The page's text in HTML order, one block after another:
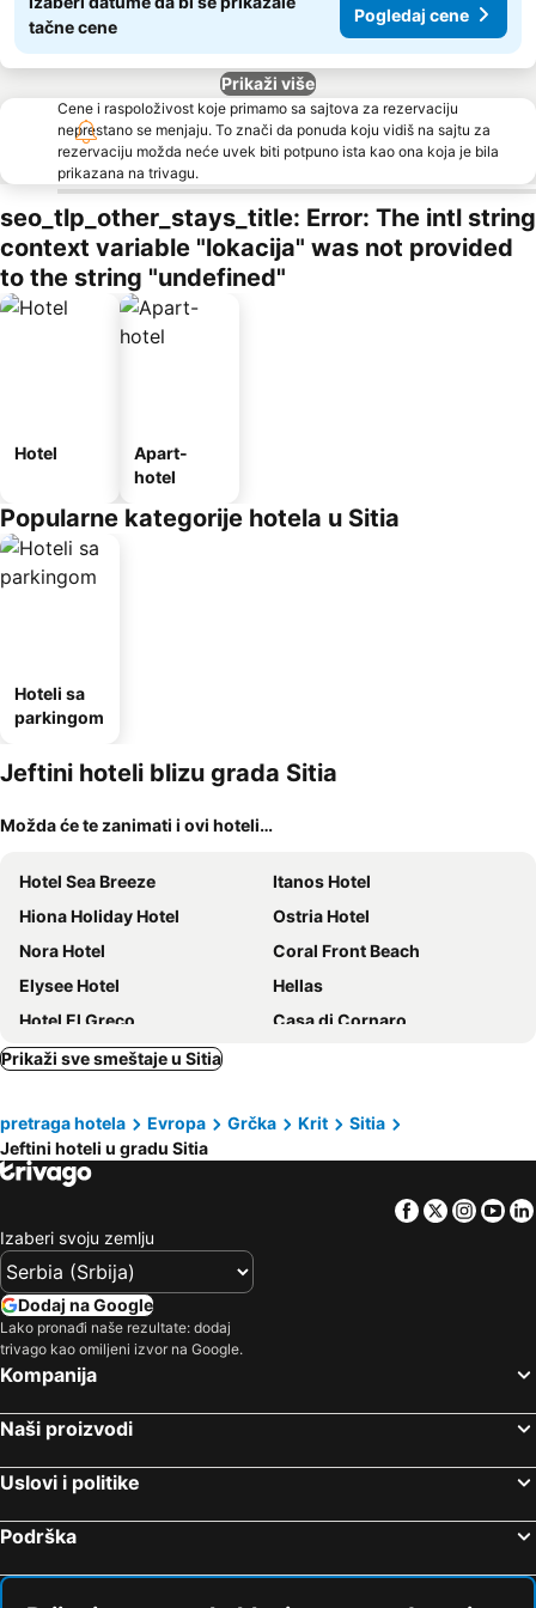
tačne cene
Pogledaj cene
Prikaži više
Cene i raspoloživost koje primamo sa sajtova za rezervaciju
neprestano se menjaju. To znači da ponuda koju vidiš na sajtu za
rezervaciju možda neće uvek biti potpuno ista kao ona koja je bila
prikazana na trivagu.
seo_tlp_other_stays_title: Error: The intl string
context variable "lokacija" was not provided
to the string "undefined"
Hotel
Apart-
hotel
Popularne kategorije hotela u Sitia
Hoteli sa
parkingom
Jeftini hoteli blizu grada Sitia
Možda će te zanimati i ovi hoteli…
Hotel Sea Breeze
Itanos Hotel
Hiona Holiday Hotel
Ostria Hotel
Nora Hotel
Coral Front Beach
Elysee Hotel
Hellas
Hotel El Greco
Casa di Cornaro
Prikaži sve smeštaje u Sitia
pretraga hotela Evropa Grčka Krit
Sitia
Jeftini hoteli u gradu Sitia
Facebook
Twitter
Izaberi svoju zemlju
Dodaj na Google
Lako pronađi naše rezultate: dodaj
trivago kao omiljeni izvor na Google.
Kompanija
Naši proizvodi
Uslovi i politike
Podrška